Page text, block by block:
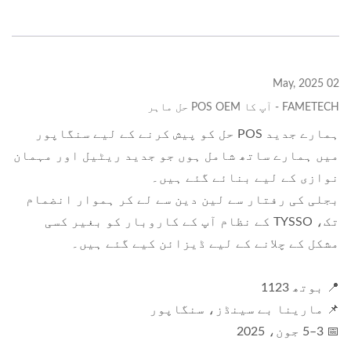
02 May, 2025
FAMETECH - آپ کا POS OEM حل ماہر
ہمارے جدید POS حل کو پیش کرنے کے لیے سنگاپور
میں ہمارے ساتھ شامل ہوں جو جدید ریٹیل اور مہمان
نوازی کے لیے بنائے گئے ہیں۔
بجلی کی رفتار سے لین دین سے لے کر ہموار انضمام
تک، TYSSO کے نظام آپ کے کاروبار کو بغیر کسی
مشکل کے چلانے کے لیے ڈیزائن کیے گئے ہیں۔
📍 بوتھ 1123
📌 مارینا بے سینڈز، سنگاپور
📅 3–5 جون، 2025